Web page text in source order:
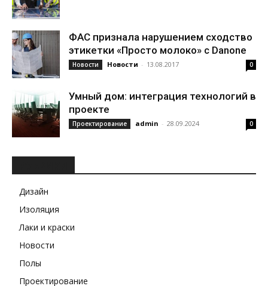
ФАС признала нарушением сходство
этикетки «Просто молоко» с Danone
Новости Новости - 13.08.2017 0
Умный дом: интеграция технологий в
проекте
Проектирование admin - 28.09.2024 0
Дизайн
Изоляция
Лаки и краски
Новости
Полы
Проектирование